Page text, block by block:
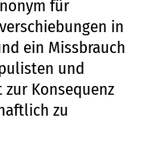
für
in
ein Missbrauch
und
Konsequenz
zu